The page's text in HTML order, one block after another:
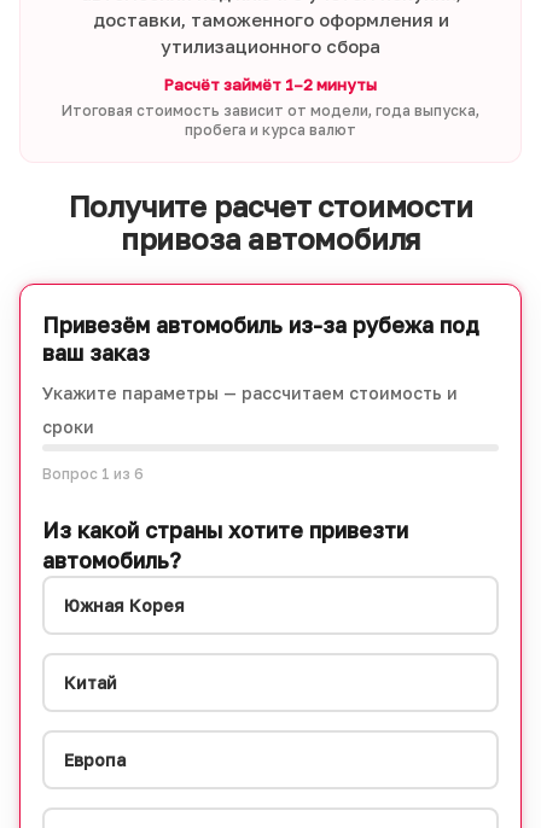
доставки, таможенного оформления и
утилизационного сбора
Расчёт займёт 1–2 минуты
Итоговая стоимость зависит от модели, года выпуска,
пробега и курса валют
Получите расчет стоимости
привоза автомобиля
Привезём автомобиль из-за рубежа под
ваш заказ
Укажите параметры — рассчитаем стоимость и
сроки
Вопрос 1 из 6
Из какой страны хотите привезти
автомобиль?
Южная Корея
Китай
Европа